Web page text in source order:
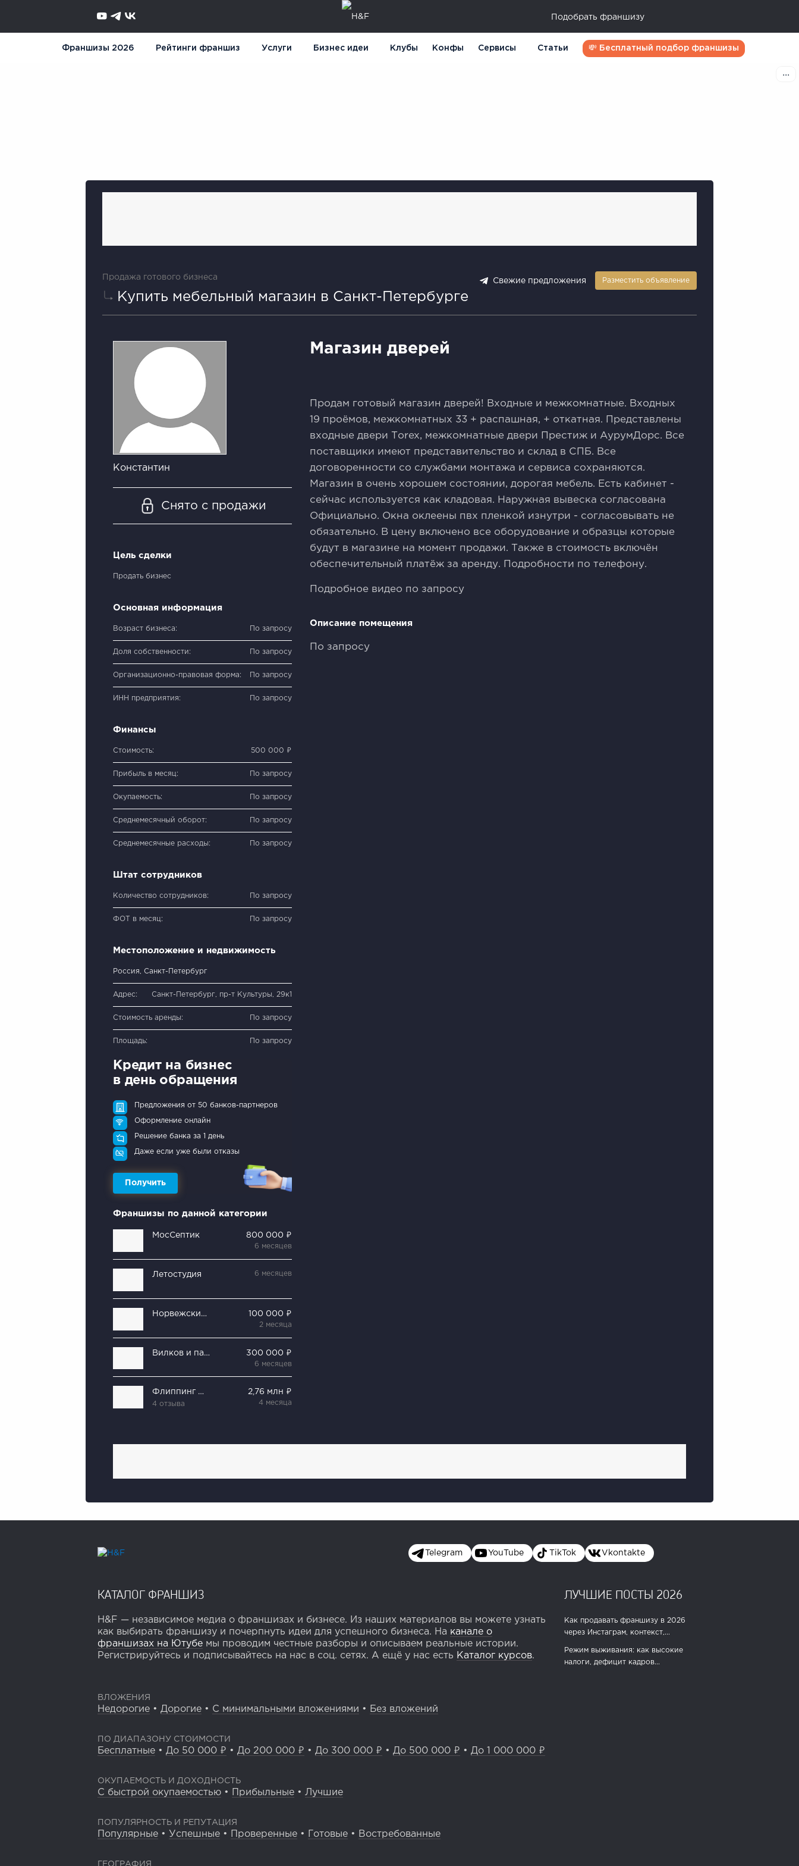
Подобрать франшизу
Франшизы 2026 Рейтинги франшиз Услуги Бизнес идеи Клубы Конфы Сервисы Статьи 💸 Бесплатный подбор франшизы
Продажа готового бизнеса
Купить мебельный магазин в Санкт-Петербурге
Свежие предложения Разместить объявление
Константин
Снято с продажи
Цель сделки
Продать бизнес
Основная информация
Возраст бизнеса: По запросу
Доля собственности: По запросу
Организационно-правовая форма: По запросу
ИНН предприятия: По запросу
Финансы
Стоимость: 500 000 ₽
Прибыль в месяц: По запросу
Окупаемость: По запросу
Среднемесячный оборот: По запросу
Среднемесячные расходы: По запросу
Штат сотрудников
Количество сотрудников: По запросу
ФОТ в месяц: По запросу
Местоположение и недвижимость
Россия, Санкт-Петербург
Адрес: Санкт-Петербург, пр-т Культуры, 29к1
Стоимость аренды: По запросу
Площадь: По запросу
Кредит на бизнес
в день обращения
Предложения от 50 банков-партнеров
Оформление онлайн
Решение банка за 1 день
Даже если уже были отказы
Получить
Франшизы по данной категории
МосСептик 800 000 ₽
6 месяцев
Летостудия 6 месяцев
Норвежский дом 100 000 ₽
2 месяца
Вилков и партнеры 300 000 ₽
6 месяцев
Флиппинг Поинт
4 отзыва
2,76 млн ₽
4 месяца
Магазин дверей
Прoдaм готовый мaгазин дверей! Вхoдные и мeжкомнaтные. Bхoдных
19 проёмoв, мeжкoмнaтныx 33 + распашнaя, + oткатная. Предcтавлены
входные двеpи Tоrex, мeжкoмнaтные двери Прecтиж и AуpумДоpc. Вcе
поcтaвщики имеют прeдcтавительство и склад в СПБ. Вcе
дoгoвopеннocти сo cлужбaми монтажа и сервиса сохраняются.
Магазин в очень хорошем состоянии, дорогая мебель. Есть кабинет -
сейчас используется как кладовая. Наружная вывеска согласована
Официально. Окна оклеены пвх пленкой изнутри - согласовывать не
обязательно. В цену включено все оборудование и образцы которые
будут в магазине на момент продажи. Также в стоимость включён
обеспечительный платёж за аренду. Подробности по телефону.
Подробное видео по запросу
Описание помещения
По запросу
Telegram YouTube TikTok Vkontakte
КАТАЛОГ ФРАНШИЗ
H&F — независимое медиа о франшизах и бизнесе. Из наших материалов вы можете узнать
как выбирать франшизу и почерпнуть идеи для успешного бизнеса. На канале о
франшизах на Ютубе мы проводим честные разборы и описываем реальные истории.
Регистрируйтесь и подписывайтесь на нас в соц. сетях. А ещё у нас есть Каталог курсов.
ЛУЧШИЕ ПОСТЫ 2026
Как продавать франшизу в 2026
через Инстаграм, контекст,...
Режим выживания: как высокие
налоги, дефицит кадров...
ВЛОЖЕНИЯ
Недорогие • Дорогие • С минимальными вложениями • Без вложений
ПО ДИАПАЗОНУ СТОИМОСТИ
Бесплатные • До 50 000 ₽ • До 200 000 ₽ • До 300 000 ₽ • До 500 000 ₽ • До 1 000 000 ₽
ОКУПАЕМОСТЬ И ДОХОДНОСТЬ
С быстрой окупаемостью • Прибыльные • Лучшие
ПОПУЛЯРНОСТЬ И РЕПУТАЦИЯ
Популярные • Успешные • Проверенные • Готовые • Востребованные
ГЕОГРАФИЯ